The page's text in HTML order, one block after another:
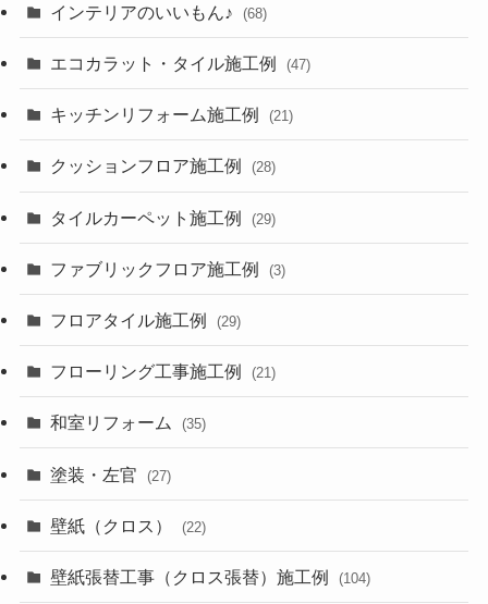
インテリアのいいもん♪ (68)
エコカラット・タイル施工例 (47)
キッチンリフォーム施工例 (21)
クッションフロア施工例 (28)
タイルカーペット施工例 (29)
ファブリックフロア施工例 (3)
フロアタイル施工例 (29)
フローリング工事施工例 (21)
和室リフォーム (35)
塗装・左官 (27)
壁紙（クロス） (22)
壁紙張替工事（クロス張替）施工例 (104)